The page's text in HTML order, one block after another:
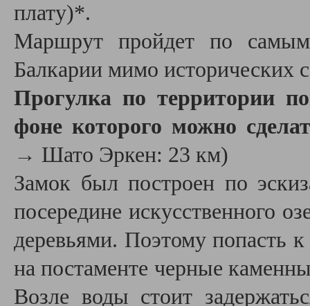
плату)*.
Маршрут пройдет по
Балкарии мимо исторических
Прогулка по территории
фоне которого можно
→ Шато Эркен: 23 км)
Замок был построен по
посередине искусственного
деревьями. Поэтому попасть
на постаменте черные
Возле воды стоит